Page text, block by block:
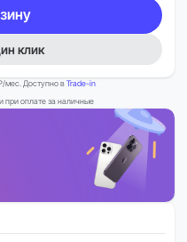
клик
мес. Доступно вTrade-in
при оплате за наличные